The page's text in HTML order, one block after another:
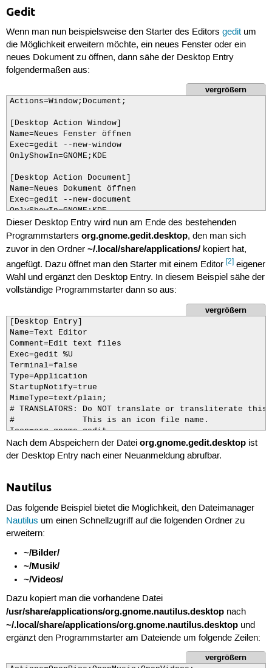
Gedit
Wenn man nun beispielsweise den Starter des Editors geditum
die Möglichkeit erweitern möchte, ein neues Fenster oder ein
neues Dokument zu öffnen, dann sähe der Desktop Entry
folgendermaßen aus:
vergrößern
Actions=Window;Document;
[Desktop Action Window]
Name=Neues Fenster öffnen
Exec=gedit --new-window
OnlyShowIn=GNOME;KDE
[Desktop Action Document]
Name=Neues Dokument öffnen
Exec=gedit --new-document
OnlyShowIn=GNOME;KDE
Dieser Desktop Entry wird nun am Ende des bestehenden
Programmstarters org.gnome.gedit.desktop, den man sich
zuvor in den Ordner ~/.local/share/applications/kopiert hat,
angefügt. Dazu öffnet man den Starter mit einem Editor [2]eigener
Wahl und ergänzt den Desktop Entry. In diesem Beispiel sähe der
vollständige Programmstarter dann so aus:
vergrößern
[Desktop Entry]
Name=Text Editor
Comment=Edit text files
Exec=gedit %U
Terminal=false
Type=Application
StartupNotify=true
MimeType=text/plain;
# TRANSLATORS: Do NOT translate or transliterate
#              This is an icon file name.
Icon=org.gnome.gedit
Categories=GNOME;GTK;Utility;TextEditor;
Actions=new-window;new-document;
#              Search terms to find this application.
DBusActivatable=true
X-Ubuntu-Gettext-Domain=gedit
Name=Neues Fenster öffnen
Exec=gedit --new-window
[Desktop Action Document]
Name=Neues Dokument öffnen
Exec=gedit --new-document
OnlyShowIn=GNOME;KDE
Nach dem Abspeichern der Datei org.gnome.gedit.desktopist
der Desktop Entry nach einer Neuanmeldung abrufbar.
Nautilus
Das folgende Beispiel bietet die Möglichkeit, den Dateimanager
Nautilus um einen Schnellzugriff auf die folgenden Ordner zu
erweitern:
~/Bilder/
~/Musik/
~/Videos/
Dazu kopiert man die vorhandene Datei
/usr/share/applications/org.gnome.nautilus.desktopnach
~/.local/share/applications/org.gnome.nautilus.desktopund
ergänzt den Programmstarter am Dateiende um folgende Zeilen:
vergrößern